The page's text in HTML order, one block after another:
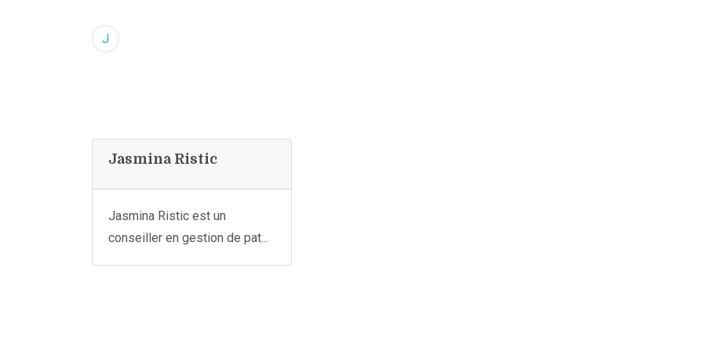
J
Jasmina Ristic
Jasmina Ristic est un
conseiller en gestion de pat...